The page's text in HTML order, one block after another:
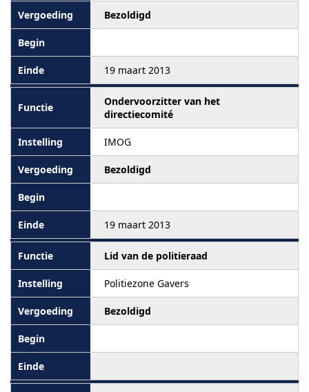
Bezoldigd
19 maart 2013
Ondervoorzitter van het
directiecomité
IMOG
Bezoldigd
19 maart 2013
Lid van de politieraad
Politiezone Gavers
Bezoldigd